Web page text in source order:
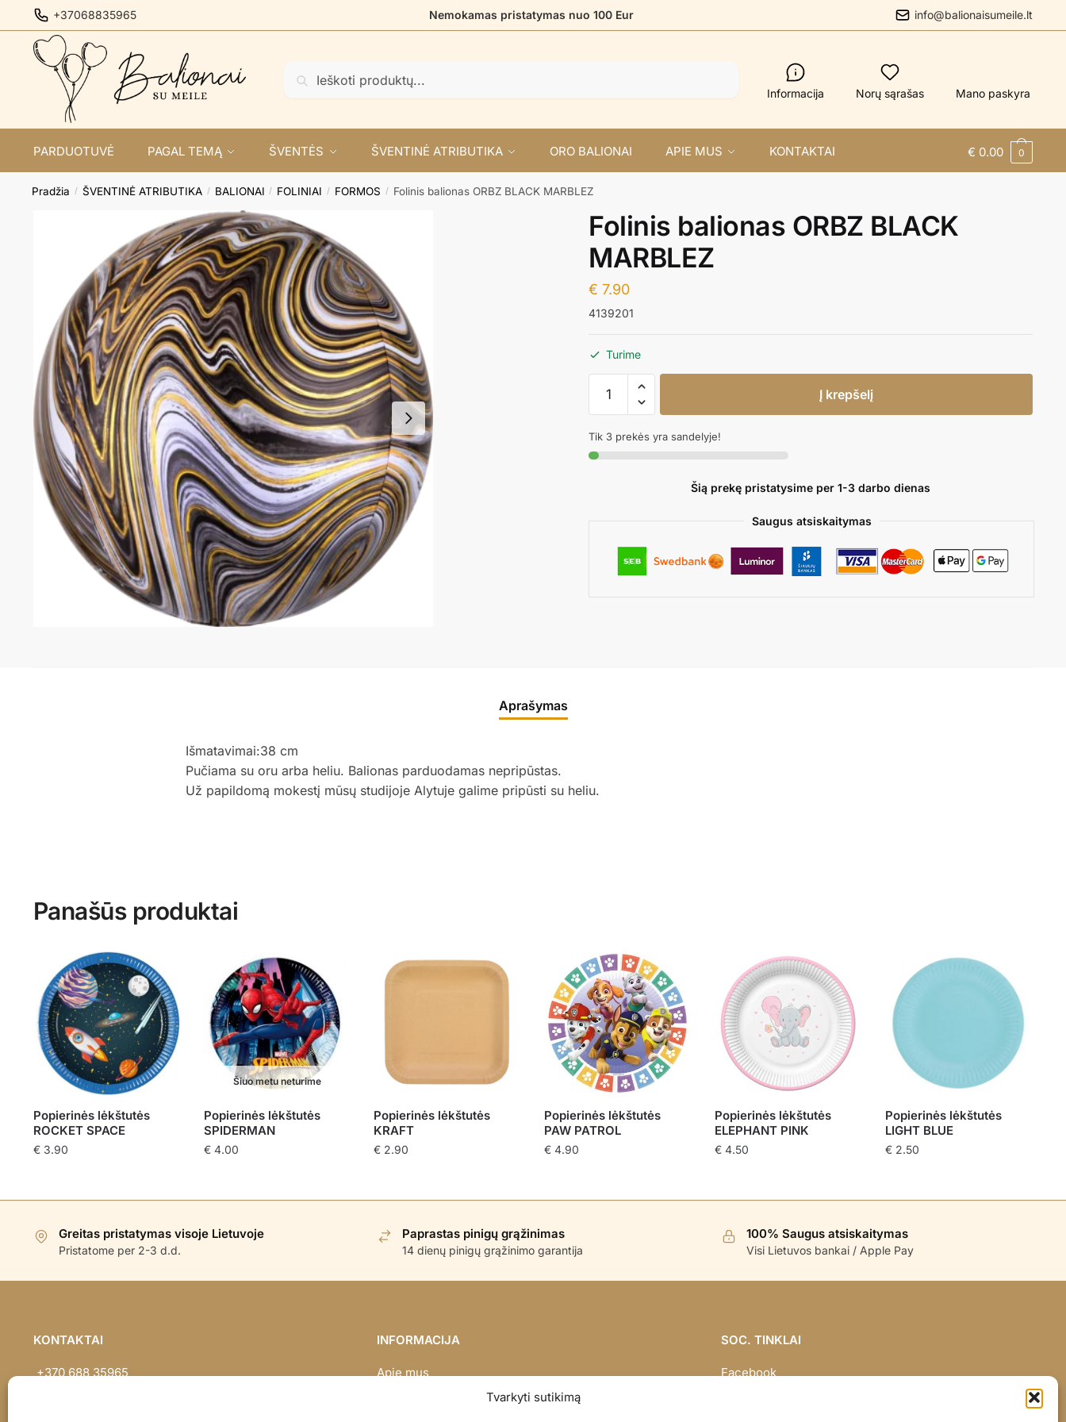
Tvarkyti sutikimą
to
navigation
to
content
+37068835965 Nemokamas pristatymas nuo 100 Eur info@balionaisumeile.lt
Informacija Norų sąrašas Mano paskyra
PARDUOTUVĖ PAGAL TEMĄ ŠVENTĖS ŠVENTINĖ ATRIBUTIKA ORO BALIONAI APIE MUS KONTAKTAI € 0.00 0
Pradžia / ŠVENTINĖ ATRIBUTIKA / BALIONAI / FOLINIAI / FORMOS / Folinis balionas ORBZ BLACK MARBLEZ
Folinis balionas ORBZ BLACK
MARBLEZ
€ 7.90
4139201
Turime
produkto
kiekis:
balionas
ORBZ
Į krepšelį
Tik 3 prekės yra sandelyje!
Šią prekę pristatysime per 1-3 darbo dienas
Saugus atsiskaitymas
Aprašymas
Išmatavimai:38 cm
Pučiama su oru arba heliu. Balionas parduodamas nepripūstas.
Už papildomą mokestį mūsų studijoje Alytuje galime pripūsti su heliu.
Panašūs produktai
Popierinės lėkštutės
ROCKET SPACE
€3.90
Šiuo metu neturime
Popierinės lėkštutės
SPIDERMAN
€4.00
Popierinės lėkštutės
KRAFT
€ 2.90
Popierinės lėkštutės
PAW PATROL
€ 4.90
Popierinės lėkštutės
ELEPHANT PINK
€ 4.50
Popierinės lėkštutės
LIGHT BLUE
€2.50
Greitas pristatymas visoje Lietuvoje
Pristatome per 2-3 d.d.
Paprastas pinigų grąžinimas
14 dienų pinigų grąžinimo garantija
100% Saugus atsiskaitymas
Visi Lietuvos bankai / Apple Pay
KONTAKTAI
+370 688 35965
INFORMACIJA
Apie mus
SOC. TINKLAI
Facebook